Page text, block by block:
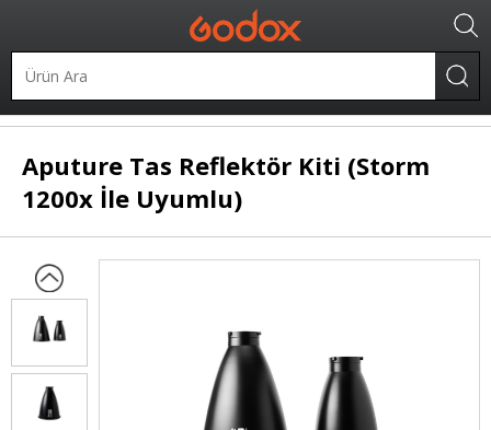
Aputure Tas Reflektör Kiti (Storm
1200x İle Uyumlu)